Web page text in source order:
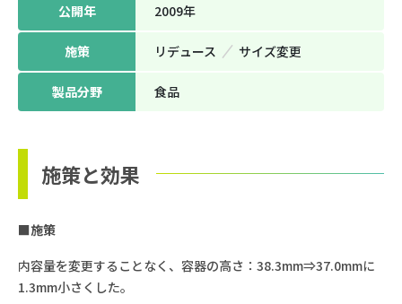
公開年 2009年
施策 リデュース サイズ変更
製品分野 ⾷品
施策と効果
■施策
内容量を変更することなく、容器の高さ：38.3mm⇒37.0mmに
1.3mm小さくした。